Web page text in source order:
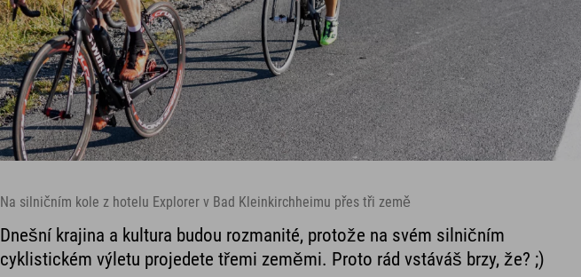
Na silničním kole z hotelu Explorer v Bad Kleinkirchheimu přes tři země
Dnešní krajina a kultura budou rozmanité, protože na svém silničním
cyklistickém výletu projedete třemi zeměmi. Proto rád vstáváš brzy, že? ;)